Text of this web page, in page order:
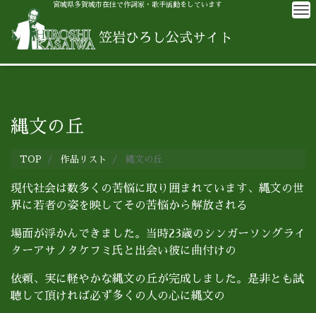
宮城県多賀城市在住で作詞家・歌手活動をしています
笠岩ひろし公式サイト
縄文の丘
TOP 作品リスト 縄文の丘
現代社会は数多くの苦悩に取り囲まれています、縄文の世
界に若者の姿を映してその苦悩から解放される
場面が浮かんできました。当時23歳のシンガーソングライ
ターアサノタケフミ氏と出会い彼に曲付けの
依頼、実に軽やかな縄文の丘が完成しました。是非とも試
聴して頂ければ必ず多くの人の心に縄文の